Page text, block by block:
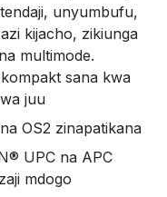
unyumbufu,
kijacho, zikiunga
multimode.
sana kwa
juu
OS2 zinapatikana
UPC na APC
mdogo